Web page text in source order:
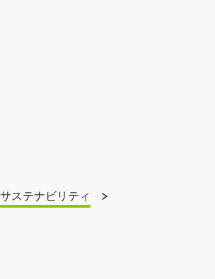
サステナビリティ